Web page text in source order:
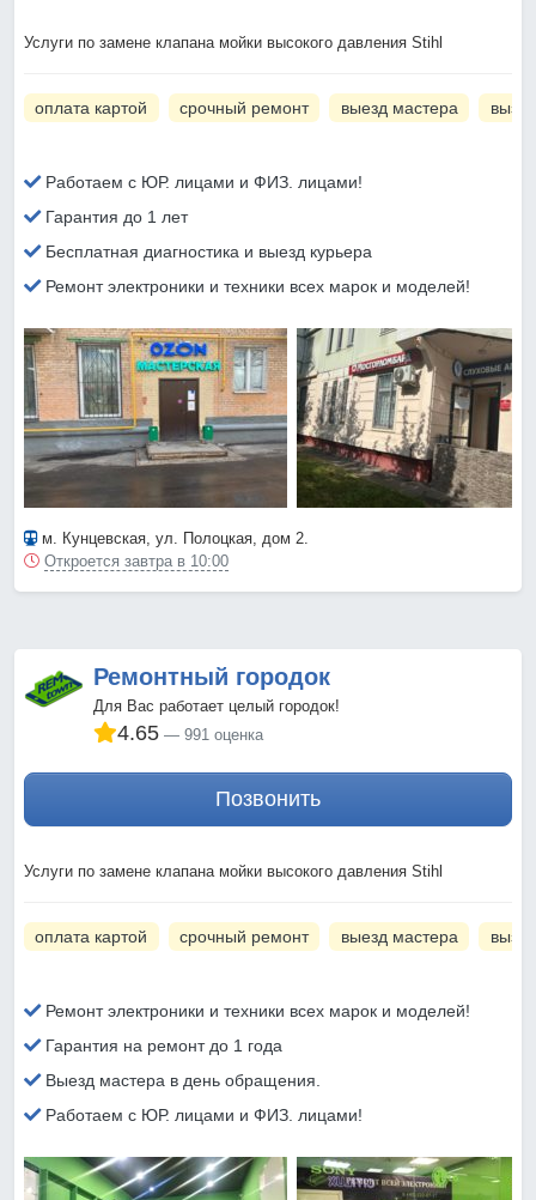
Услуги по замене клапана мойки высокого давления Stihl
оплата картой срочный ремонт выезд мастера
Работаем с ЮР. лицами и ФИЗ. лицами!
Гарантия до 1 лет
Бесплатная диагностика и выезд курьера
Ремонт электроники и техники всех марок и моделей!
м. Кунцевская, ул. Полоцкая, дом 2.
Откроется завтра в 10:00
Ремонтный городок
Для Вас работает целый городок!
4.65 991 оценка
Позвонить
Услуги по замене клапана мойки высокого давления Stihl
оплата картой срочный ремонт выезд мастера
Ремонт электроники и техники всех марок и моделей!
Гарантия на ремонт до 1 года
Выезд мастера в день обращения.
Работаем с ЮР. лицами и ФИЗ. лицами!